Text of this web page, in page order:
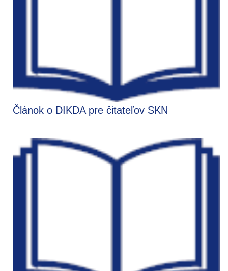
Článok o DIKDA pre čitateľov SKN